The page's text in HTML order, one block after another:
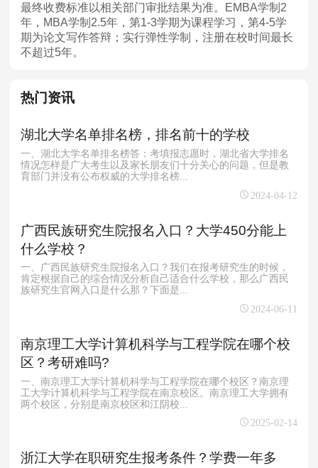
最终收费标准以相关部门审批结果为准。EMBA学制2
年，MBA学制2.5年，第1-3学期为课程学习，第4-5学
期为论文写作答辩；实行弹性学制，注册在校时间最长
不超过5年。
热门资讯
湖北大学名单排名榜，排名前十的学校
一、湖北大学名单排名榜答：考填报志愿时，湖北省大学排名
情况怎样是广大考生以及家长朋友们十分关心的问题，但是教
育部门并没有公布权威的大学排名榜...
2024-04-12
广西民族研究生院报名入口？大学450分能上
什么学校？
一、广西民族研究生院报名入口？我们在报考研究生的时候，
肯定根据自己的综合情况分析自己适合什么学校，那么广西民
族研究生官网入口是什么那？下面是...
2024-06-11
南京理工大学计算机科学与工程学院在哪个校
区？考研难吗?
一、南京理工大学计算机科学与工程学院在哪个校区？南京理
工大学计算机科学与工程学院在南京校区。南京理工大学拥有
两个校区，分别是南京校区和江阴校...
2025-02-14
浙江大学在职研究生报考条件？学费一年多